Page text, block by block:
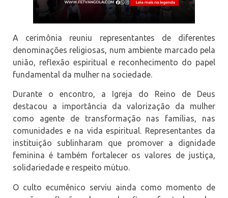
A cerimônia reuniu representantes de diferentes
denominações religiosas, num ambiente marcado pela
união, reflexão espiritual e reconhecimento do papel
fundamental da mulher na sociedade.
Durante o encontro, a Igreja do Reino de Deus
destacou a importância da valorização da mulher
como agente de transformação nas famílias, nas
comunidades e na vida espiritual. Representantes da
instituição sublinharam que promover a dignidade
feminina é também fortalecer os valores de justiça,
solidariedade e respeito mútuo.
O culto ecumênico serviu ainda como momento de